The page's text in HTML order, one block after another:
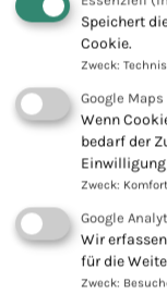
03.10.2026
Masterclass
07.12.2026
Tibetische
Speichert
Cookie.
Zweck:
Google Maps
Wenn
bedarf der
Zweck: Komfort
Google
Wir
für die
Zweck: